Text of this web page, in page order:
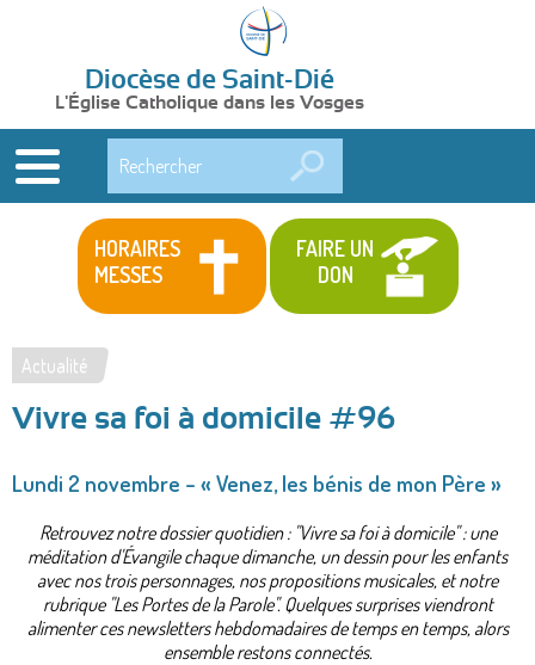
Diocèse de Saint-Dié
L'Église Catholique dans les Vosges
HORAIRES
MESSES
FAIRE UN
DON
Vous
êtes
ici
Actualité
Vivre sa foi à domicile #96
Lundi 2 novembre – « Venez, les bénis de mon Père »
Retrouvez notre dossier quotidien : "Vivre sa foi à domicile" : une
méditation d'Évangile chaque dimanche, un dessin pour les enfants
avec nos trois personnages, nos propositions musicales, et notre
rubrique "Les Portes de la Parole". Quelques surprises viendront
alimenter ces newsletters hebdomadaires de temps en temps, alors
ensemble restons connectés.